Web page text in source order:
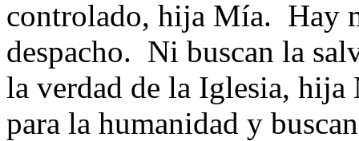
controlado, hija Mía. Hay
despacho. Ni buscan la
la verdad de la Iglesia,
para la humanidad y